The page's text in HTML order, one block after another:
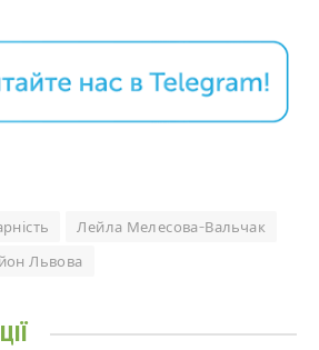
Лейла Мелесова-Вальчак
Львова